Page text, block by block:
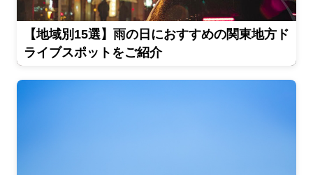
【地域別15選】雨の日におすすめの関東地方ド
ライブスポットをご紹介